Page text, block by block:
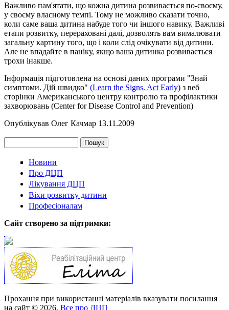
Важливо пам'ятати, що кожна дитина розвивається по-своєму,
у своєму власному темпі. Тому не можливо сказати точно,
коли саме ваша дитина набуде того чи іншого навику. Важливі
етапи розвитку, перераховані далі, дозволять вам вималювати
загальну картину того, що і коли слід очікувати від дитини.
Але не впадайте в паніку, якщо ваша дитинка розвивається
трохи інакше.
Інформація підготовлена на основі даних програми "Знай
симптоми. Дій швидко" (Learn the Signs. Act Early) з веб
сторінки Американського центру контролю та профілактики
захворювань (Center for Disease Control and Prevention)
Опублікував Олег Качмар 13.11.2009
Новини
Про ДЦП
Лікування ДЦП
Віхи розвитку дитини
Професіоналам
Сайт створено за підтримки:
Прохання при використанні матеріалів вказувати посилання
на сайт © 2026, Все про ДЦП